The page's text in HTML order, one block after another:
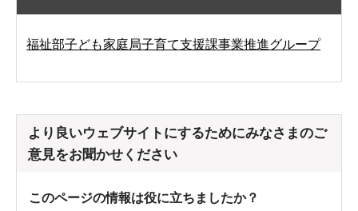
福祉部子ども家庭局子育て支援課事業推進グループ
より良いウェブサイトにするためにみなさまのご
意見をお聞かせください
このページの情報は役に立ちましたか？